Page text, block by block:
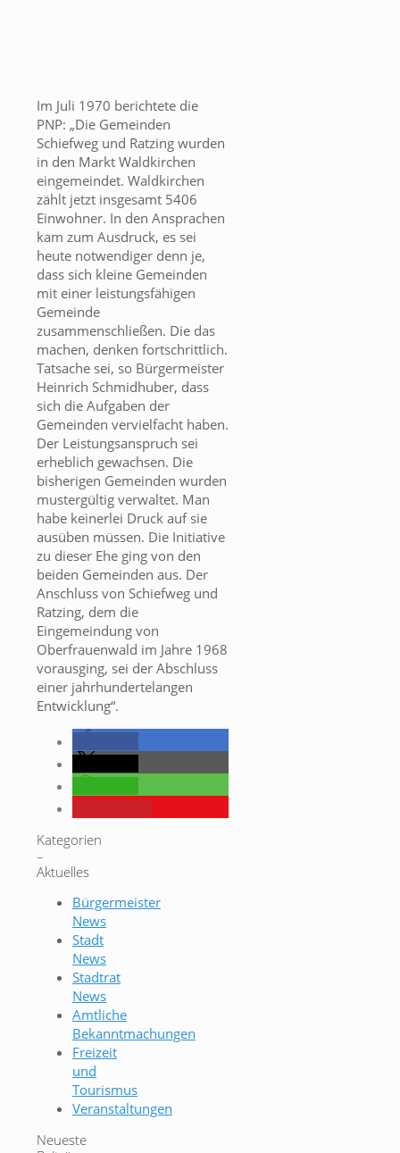
Im Juli 1970 berichtete die
PNP: „Die Gemeinden
Schiefweg und Ratzing wurden
in den Markt Waldkirchen
eingemeindet. Waldkirchen
zählt jetzt insgesamt 5406
Einwohner. In den Ansprachen
kam zum Ausdruck, es sei
heute notwendiger denn je,
dass sich kleine Gemeinden
mit einer leistungsfähigen
Gemeinde
zusammenschließen. Die das
machen, denken fortschrittlich.
Tatsache sei, so Bürgermeister
Heinrich Schmidhuber, dass
sich die Aufgaben der
Gemeinden vervielfacht haben.
Der Leistungsanspruch sei
erheblich gewachsen. Die
bisherigen Gemeinden wurden
mustergültig verwaltet. Man
habe keinerlei Druck auf sie
ausüben müssen. Die Initiative
zu dieser Ehe ging von den
beiden Gemeinden aus. Der
Anschluss von Schiefweg und
Ratzing, dem die
Eingemeindung von
Oberfrauenwald im Jahre 1968
vorausging, sei der Abschluss
einer jahrhundertelangen
Entwicklung“.
Kategorien
–
Aktuelles
Bürgermeister
News
Stadt
News
Stadtrat
News
Amtliche
Bekanntmachungen
Freizeit
und
Tourismus
Veranstaltungen
Neueste